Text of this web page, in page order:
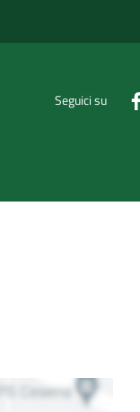
Seguici su